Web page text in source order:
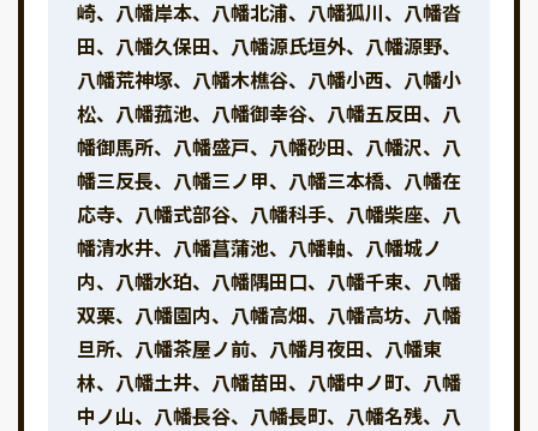
崎、八幡岸本、八幡北浦、八幡狐川、八幡沓
田、八幡久保田、八幡源氏垣外、八幡源野、
八幡荒神塚、八幡木樵谷、八幡小西、八幡小
松、八幡菰池、八幡御幸谷、八幡五反田、八
幡御馬所、八幡盛戸、八幡砂田、八幡沢、八
幡三反長、八幡三ノ甲、八幡三本橋、八幡在
応寺、八幡式部谷、八幡科手、八幡柴座、八
幡清水井、八幡菖蒲池、八幡軸、八幡城ノ
内、八幡水珀、八幡隅田口、八幡千束、八幡
双栗、八幡園内、八幡高畑、八幡高坊、八幡
旦所、八幡茶屋ノ前、八幡月夜田、八幡東
林、八幡土井、八幡苗田、八幡中ノ町、八幡
中ノ山、八幡長谷、八幡長町、八幡名残、八